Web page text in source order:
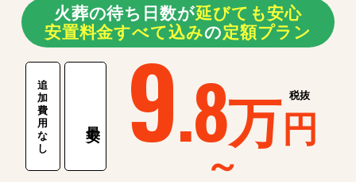
火葬の待ち日数が延びて も安心
安置料金すべて込みの定額プラン
追
加
費
用
な
し
9.8万円
税抜
～